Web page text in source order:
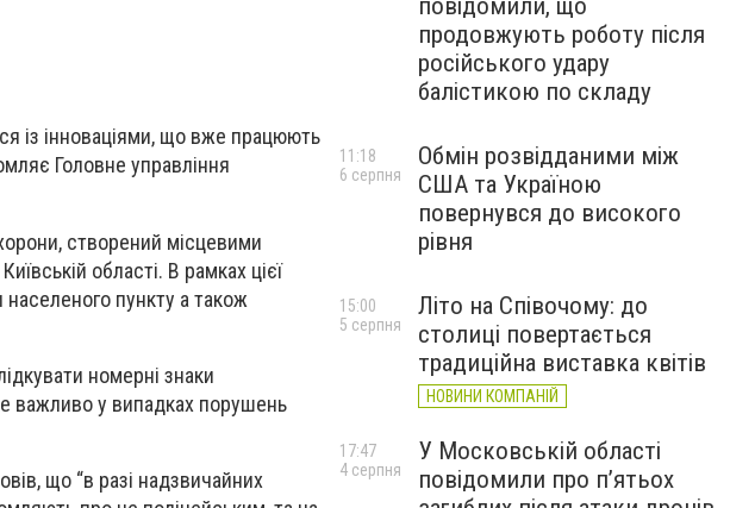
із інноваціями, що вже працюють
Головне управління
створений місцевими
області. В рамках цієї
пункту а також
номерні знаки
важливо у випадках порушень
що “в разі надзвичайних
повідомили, що
продовжують роботу після
російського удару
балістикою по складу
Обмін розвідданими між
США та Україною
повернувся до високого
рівня
11:18
6 серпня
Літо на Співочому: до
столиці повертається
традиційна виставка квітів
НОВИНИ КОМПАНІЙ
15:00
5 серпня
У Московській області
повідомили про п’ятьох
17:47
4 серпня